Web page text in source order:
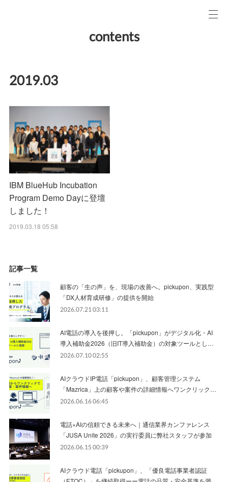
contents
2019.03
IBM BlueHub Incubation
Program Demo Dayに登壇
しました！
2019.03.18 05:58
記事一覧
顧客の「生の声」を、現場の改善へ。pickupon、実践型
「DX人材育成研修」の提供を開始
2026.07.21 03:11
AI電話の導入を後押し。「pickupon」がデジタル化・AI
導入補助金2026（旧IT導入補助金）の対象ツールとし…
2026.07.10 02:55
AIクラウドIP電話「pickupon」、顧客管理システム
「Mazrica」上の顧客や案件の詳細情報へワンクリック…
2026.06.16 06:45
電話×AIの信頼できる未来へ｜通信業界カンファレンス
「JUSA Unite 2026」の実行委員に弊社スタッフが参加
2026.06.15 00:39
AIクラウド電話「pickupon」、「優良電話事業者認証